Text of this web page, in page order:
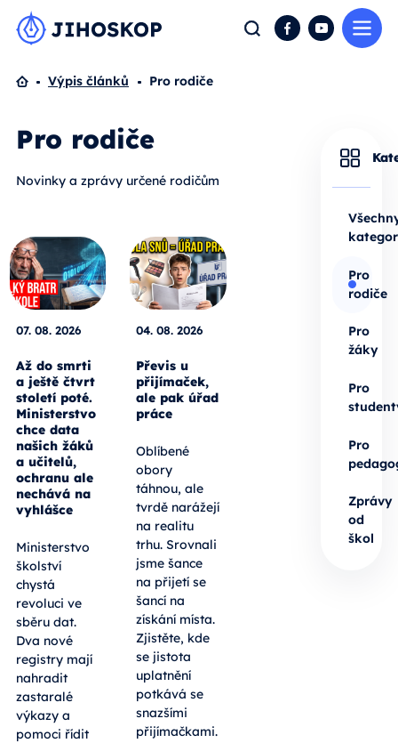
Hledat FacebookYouTube
Domů
Výpis článků Pro rodiče
Pro rodiče
Novinky a zprávy určené rodičům
07. 08. 2026
Až do smrti
a ještě čtvrt
století poté.
Ministerstvo
chce data
našich žáků
a učitelů,
ochranu ale
nechává na
vyhlášce
Ministerstvo
školství
chystá
revoluci ve
sběru dat.
Dva nové
registry mají
nahradit
zastaralé
výkazy a
pomoci řídit
04. 08. 2026
Převis u
přijímaček,
ale pak úřad
práce
Oblíbené
obory
táhnou, ale
tvrdě narážejí
na realitu
trhu. Srovnali
jsme šance
na přijetí se
šancí na
získání místa.
Zjistěte, kde
se jistota
uplatnění
potkává se
snazšími
přijímačkami.
Pro
rodiče
Pro
žáky
Pro
Pro
Zprávy
od
škol